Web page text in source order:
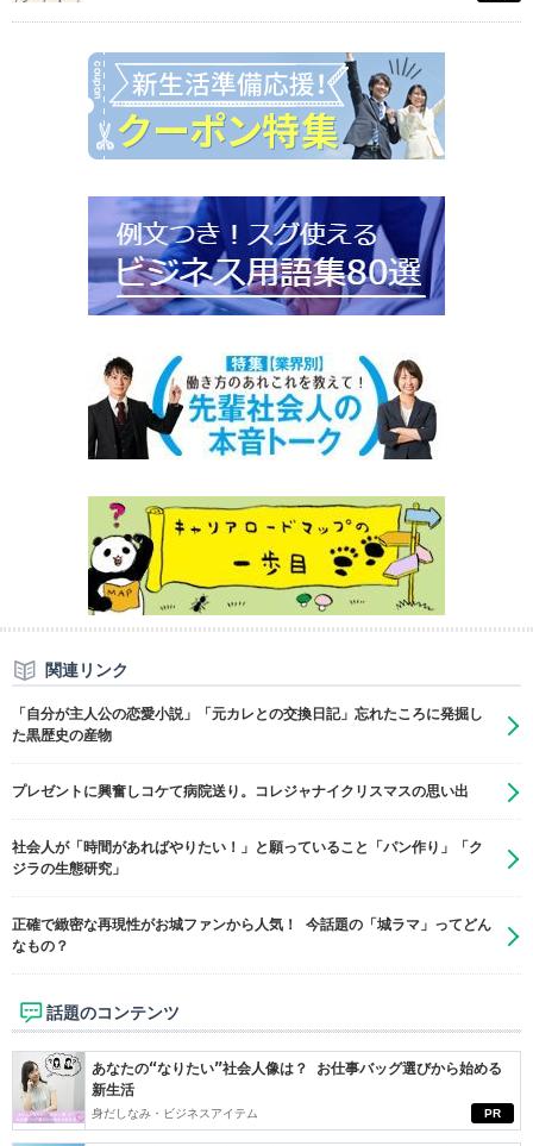
関連リンク
「自分が主人公の恋愛小説」「元カレとの交換日記」忘れたころに発掘し
た黒歴史の産物
プレゼントに興奮しコケて病院送り。コレジャナイクリスマスの思い出
社会人が「時間があればやりたい！」と願っていること「パン作り」「ク
ジラの生態研究」
正確で緻密な再現性がお城ファンから人気！ 今話題の「城ラマ」ってどん
なもの？
話題のコンテンツ
PR
あなたの“なりたい”社会人像は？ お仕事バッグ選びから始める
新生活
身だしなみ・ビジネスアイテム